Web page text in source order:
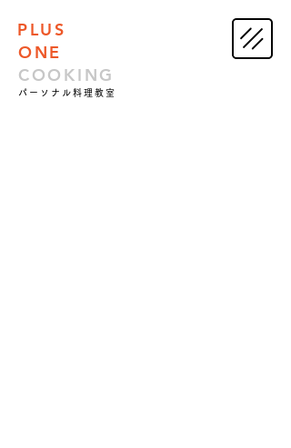
PLUS
ONE
COOKING
パーソナル料理教室